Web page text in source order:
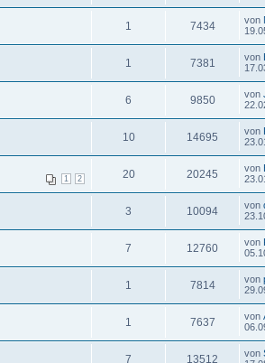
1 7434 von
1 7381 von
6 9850 von
10 14695 von
1 2 20 20245 von
3 10094 von
7 12760 von
1 7814 von
1 7637 von
7 13512 von